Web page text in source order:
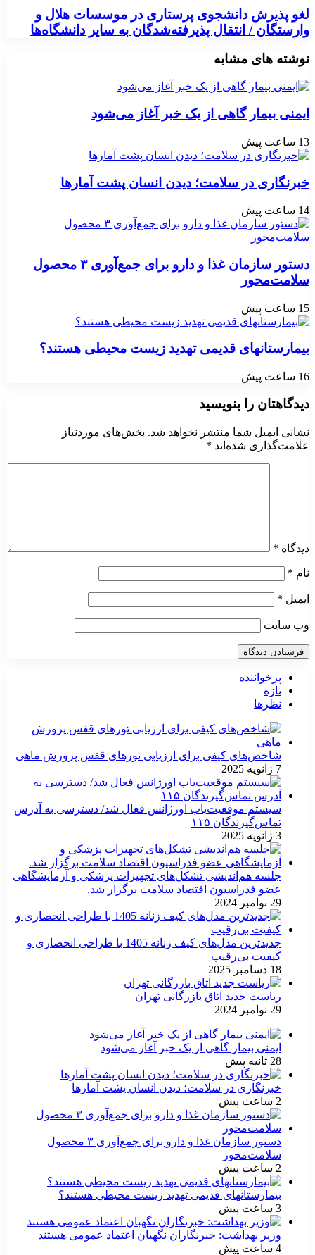
لغو پذیرش دانشجوی پرستاری در موسسات هلال و
وارستگان / انتقال پذیرفته‌شدگان به سایر دانشگاه‌ها
نوشته های مشابه
ایمنی بیمار گاهی از یک خبر آغاز می‌شود
13 ساعت پیش
خبرنگاری در سلامت؛ دیدن انسان پشت آمارها
14 ساعت پیش
دستور سازمان غذا و دارو برای جمع‌آوری ۳ محصول
سلامت‌محور
15 ساعت پیش
بیمارستانهای قدیمی تهدید زیست محیطی هستند؟
16 ساعت پیش
دیدگاهتان را بنویسید
نشانی ایمیل شما منتشر نخواهد شد. بخش‌های موردنیاز
علامت‌گذاری شده‌اند *
دیدگاه *
نام *
ایمیل *
وب‌ سایت
پرخواننده
تازه
نظرها
شاخص‌های کیفی برای ارزیابی تورهای قفس پرورش ماهی
7 ژانویه 2025
سیستم موقعیت‌یاب اورژانس فعال شد/ دسترسی به آدرس
تماس‌گیرندگان ۱۱۵
3 ژانویه 2025
جلسه هم‌اندیشی تشکل‌های تجهیزات پزشکی و آزمایشگاهی
عضو فدراسیون اقتصاد سلامت برگزار شد.
29 نوامبر 2024
جدیدترین مدل‌های کیف زنانه 1405 با طراحی انحصاری و
کیفیت بی‌رقیب
18 دسامبر 2025
ریاست جدید اتاق بازرگانی تهران
29 نوامبر 2024
ایمنی بیمار گاهی از یک خبر آغاز می‌شود
28 ثانیه پیش
خبرنگاری در سلامت؛ دیدن انسان پشت آمارها
2 ساعت پیش
دستور سازمان غذا و دارو برای جمع‌آوری ۳ محصول
سلامت‌محور
2 ساعت پیش
بیمارستانهای قدیمی تهدید زیست محیطی هستند؟
3 ساعت پیش
وزیر بهداشت: خبرنگاران نگهبان اعتماد عمومی هستند
4 ساعت پیش